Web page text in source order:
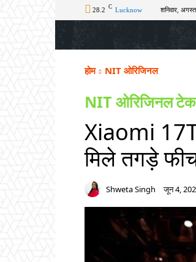
28.2 C Lucknow शनिवार,
अपराध
होम NIT ओरिजिनल
NIT ओरिजिनल
Xiaomi 17T
मिले तगड़े
Shweta Singh जून 4,